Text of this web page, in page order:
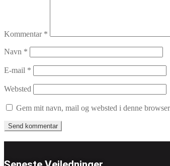
Kommentar *
Navn *
E-mail *
Websted
Gem mit navn, mail og websted i denne